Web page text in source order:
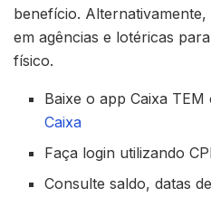
benefício.
em agências e lotéricas
físico.
Baixe o app Caixa
Caixa
Faça login utilizando
Consulte saldo, datas